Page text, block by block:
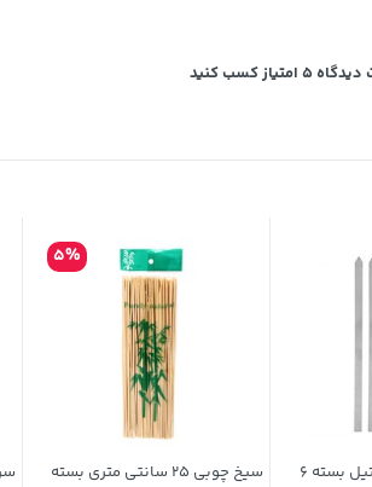
امتیاز کسب کنید
سیخ کباب کوبیده استیل بسته 6
سیخ چوبی 25 سانتی متری بسته
5%